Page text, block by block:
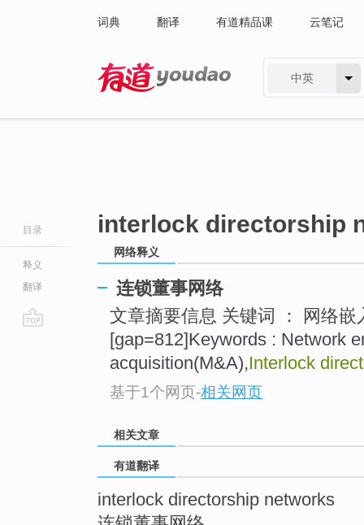
词典 翻译 有道精品课 云笔记
中英
目录
释义
翻译
interlock directorship
网络释义
连锁董事网络
文章摘要信息 关键词 ： 网络
[gap=812]Keywords : Network
acquisition(M&A),Interlock
基于1个网页-相关网页
相关文章
有道翻译
interlock directorship networks